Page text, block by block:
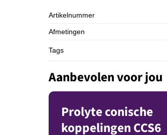
Artikelnummer
Afmetingen
Tags
Aanbevolen voor jou
Prolyte conische
koppelingen CCS6